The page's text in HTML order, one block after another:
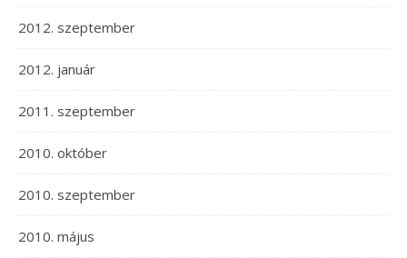
2012. szeptember
2012. január
2011. szeptember
2010. október
2010. szeptember
2010. május